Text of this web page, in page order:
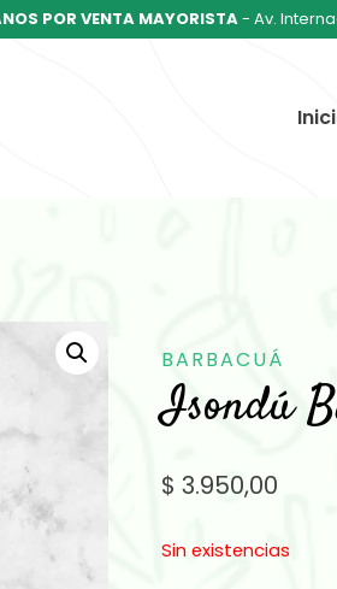
POR VENTA MAYORISTA- Av.
BARBACUÁ
Isondú
$ 3.950,00
Sin existencias